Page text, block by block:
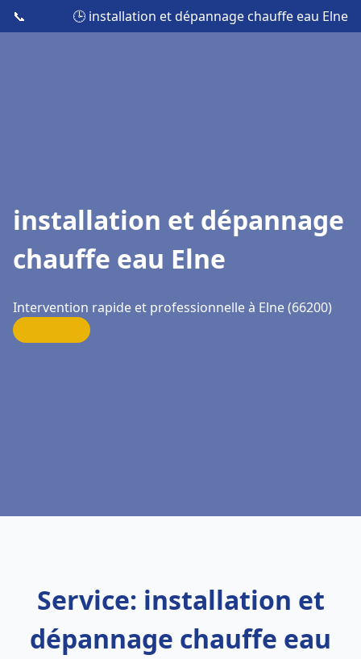
📞 🕒 installation et dépannage chauffe eau Elne
installation et dépannage
chauffe eau Elne
Intervention rapide et professionnelle à Elne (66200)
Service: installation et
dépannage chauffe eau